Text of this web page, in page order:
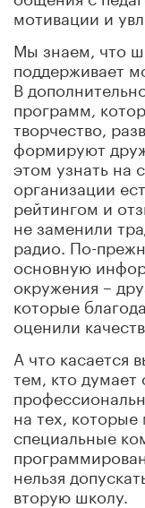
мотивации и
Мы знаем, что
поддерживает
В
программ,
творчество,
формируют
этом узнать на
организации
рейтингом и
не заменили
радио. По-
основную
окружения –
которые
оценили
А что касается
тем, кто
на тех,
специальные
нельзя
вторую школу.